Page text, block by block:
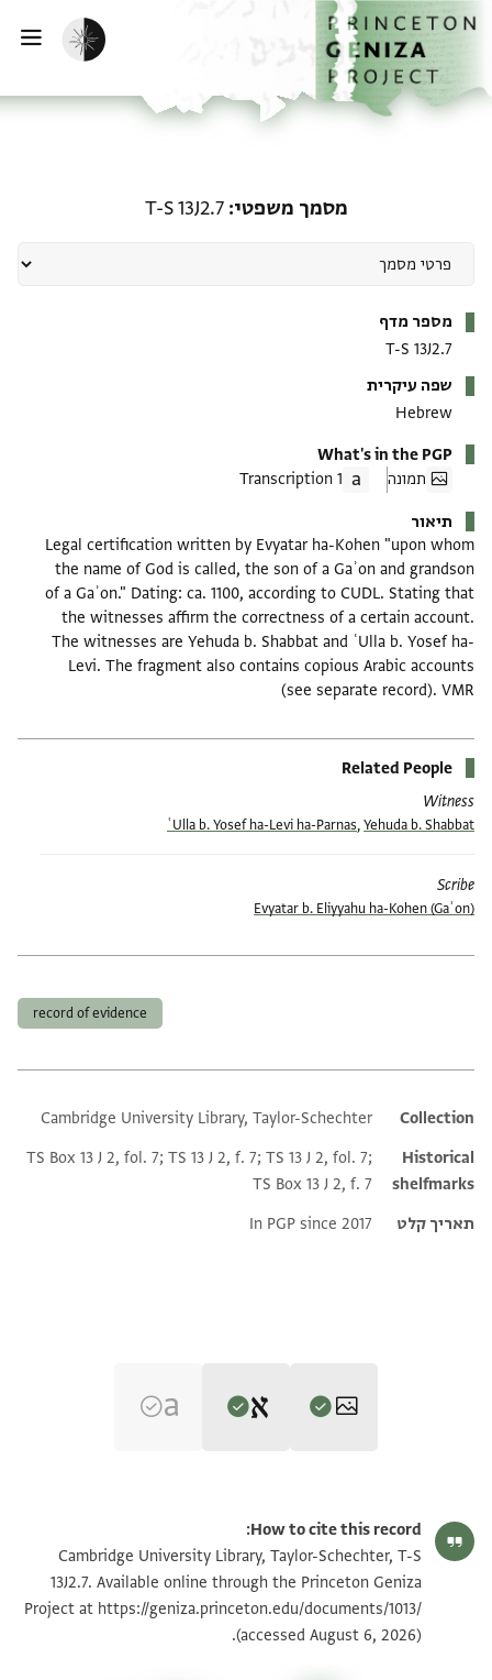
לתוכןהבית
הפעלת מצב כהה
מסמך משפטי T-S 13J2.7
מספר מדף
T-S 13J2.7
שפה עיקרית
Hebrew
What's in the PGP
תמונה
1 Transcription
תיאור
Legal certification written by Evyatar ha-Kohen "upon whom
the name of God is called, the son of a Gaʾon and grandson
of a Gaʾon." Dating: ca. 1100, according to CUDL. Stating that
the witnesses affirm the correctness of a certain account.
The witnesses are Yehuda b. Shabbat and ʿUlla b. Yosef ha-
Levi. The fragment also contains copious Arabic accounts
(see separate record). VMR
Related People
Witness
ʿUlla b. Yosef ha-Levi ha-Parnas,Yehuda b. Shabbat
Scribe
Evyatar b. Eliyyahu ha-Kohen (Gaʾon)
record of evidence
Additional metadata
Collection
Cambridge University Library, Taylor-Schechter
Historical
shelfmarks
TS Box 13 J 2, fol. 7; TS 13 J 2, f. 7; TS 13 J 2, fol. 7;
TS Box 13 J 2, f. 7
תאריך קלט
In PGP since 2017
S. D. Goitein's unpublished edition (1950–85).
באו לפנינו לבית [דין הגדול ה]עדים החות[מים
לתתא והעידו על דבר [ כ]לל
החשבון הזה באמת וצדק הוא ונכתב לזכ[ו
T-S 13J2.7 1v הגדל וסובב
תנאי היתר שימוש בתצלום
How to cite this record:
Cambridge University Library, Taylor-Schechter, T-S
13J2.7. Available online through the Princeton Geniza
Project athttps://geniza.princeton.edu/documents/1013/
(accessed August 6, 2026).